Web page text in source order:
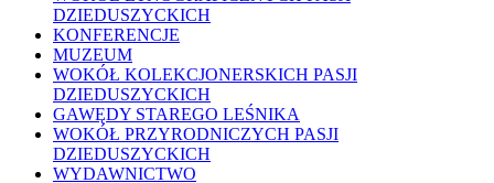
DZIEDUSZYCKICH
KONFERENCJE
MUZEUM
WOKÓŁ KOLEKCJONERSKICH PASJI
DZIEDUSZYCKICH
GAWĘDY STAREGO LEŚNIKA
WOKÓŁ PRZYRODNICZYCH PASJI
DZIEDUSZYCKICH
WYDAWNICTWO